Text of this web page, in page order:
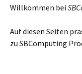
Willkommen bei
Auf diesen Seiten
zu SBComputing